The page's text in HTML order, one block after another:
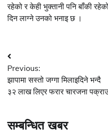
रहेको र केही भुक्तानी पनि बाँकी
दिन लाग्ने उनको भनाइ छ ।
Post
navigation
Previous:
झापामा सस्तो जग्गा मिलाइदिने भन्दै
३२ लाख लिएर फरार चारजना
सम्बन्धित खबर